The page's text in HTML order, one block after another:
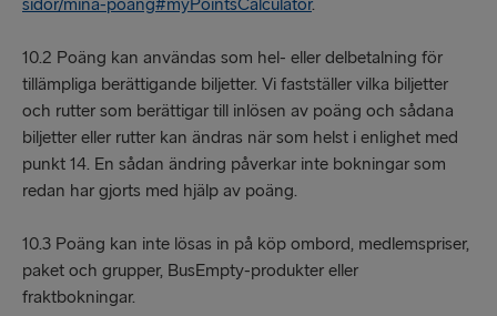
sidor/mina-poang#myPointsCalculator.
10.2 Poäng kan användas som hel- eller delbetalning för
tillämpliga berättigande biljetter. Vi fastställer vilka biljetter
och rutter som berättigar till inlösen av poäng och sådana
biljetter eller rutter kan ändras när som helst i enlighet med
punkt 14. En sådan ändring påverkar inte bokningar som
redan har gjorts med hjälp av poäng.
10.3 Poäng kan inte lösas in på köp ombord, medlemspriser,
paket och grupper, BusEmpty-produkter eller
fraktbokningar.